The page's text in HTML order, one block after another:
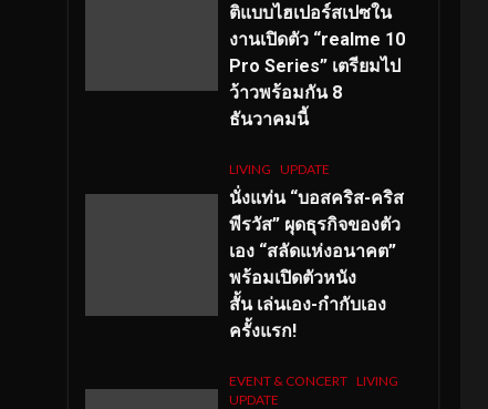
ติแบบไฮเปอร์สเปซใน
งานเปิดตัว “realme 10
Pro Series” เตรียมไป
ว้าวพร้อมกัน 8
ธันวาคมนี้
LIVING UPDATE
นั่งแท่น “บอสคริส-คริส
พีรวัส” ผุดธุรกิจของตัว
เอง “สลัดแห่งอนาคต”
พร้อมเปิดตัวหนัง
สั้น เล่นเอง-กำกับเอง
ครั้งแรก!
EVENT & CONCERT LIVING
UPDATE